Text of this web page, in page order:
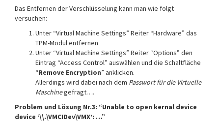
Das Entfernen der Verschlüsselung kann man wie folgt
versuchen:
Unter “Virtual Machine Settings” Reiter “Hardware” das
TPM-Modul entfernen
Unter “Virtual Machine Settings” Reiter “Options” den
Eintrag “Access Control” auswählen und die Schaltfläche
“Remove Encryption” anklicken.
Allerdings wird dabei nach dem Passwort für die Virtuelle
Maschinegefragt….
Problem und Lösung Nr.3: “Unable to open kernal device
device ‘\\.\VMCIDev\VMX’: …”